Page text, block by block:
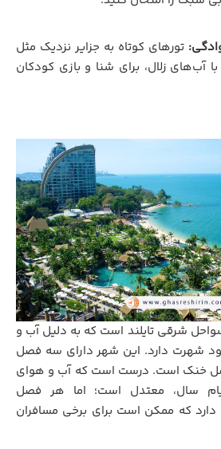
تورهای کوتاه به جزایر نزدیک مثل
آب‌های زلال، برای شنا و بازی کودکان
شرقی تایلند است که به دلیل آب و
شهرت دارد. این شهر دارای سه فصل
خنک است. درست است که آب و هوای
سال، معتدل است؛ اما هر فصل
که ممکن است برای برخی مسافران